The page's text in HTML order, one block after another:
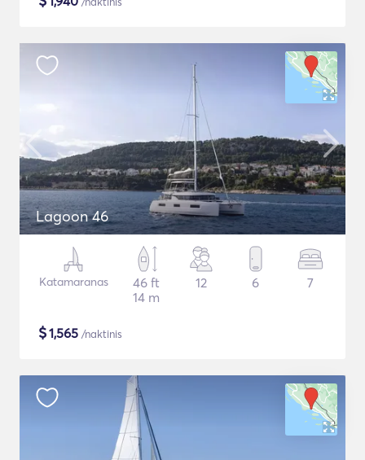
Lagoon 46
Katamaranas
46 ft
14 m
12 6 7
$1,565 /naktinis